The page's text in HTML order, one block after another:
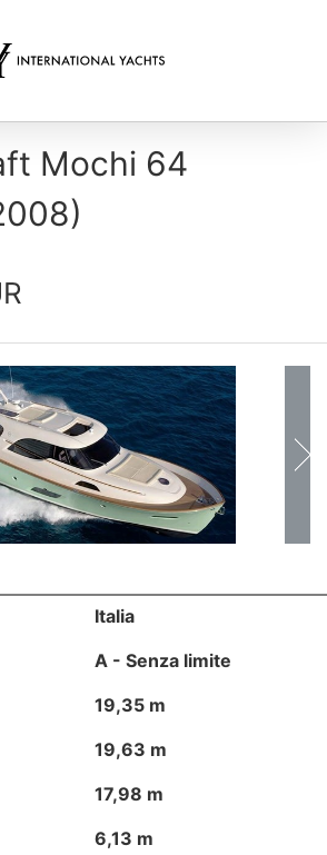
Mochi 64
Italia
A - Senza limite
19,35 m
19,63 m
17,98 m
6,13 m